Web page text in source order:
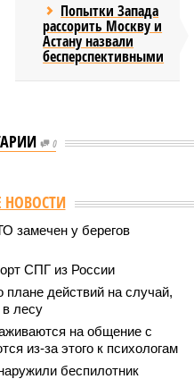
Попытки Запада
рассорить Москву и
Астану назвали
бесперспективными
0
НОВОСТИ
замечен у берегов
СПГ из России
плане действий на случай,
в лесу
на общение с
из-за этого к психологам
беспилотник